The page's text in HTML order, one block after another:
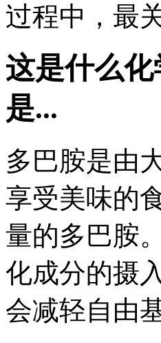
过程中，最
这是什么
是...
多巴胺是由
享受美味的
量的多巴胺
化成分的摄
会减轻自由